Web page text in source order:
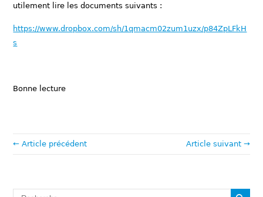
utilement lire les documents suivants :
https://www.dropbox.com/sh/1qmacm02zum1uzx/p84ZpLFkH
s
Bonne lecture
← Article précédent Article suivant →